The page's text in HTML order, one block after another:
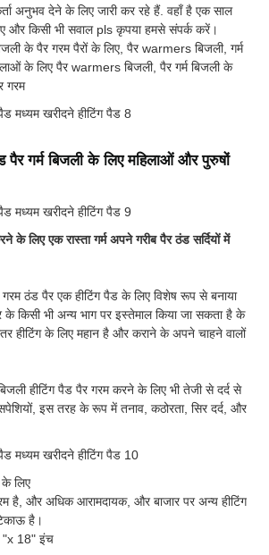
अनुभव देने के लिए जारी कर रहे हैं. वहाँ है एक साल
और किसी भी सवाल pls कृपया हमसे संपर्क करें।
के पैर गरम पैरों के लिए, पैर warmers बिजली, गर्म
के लिए पैर warmers बिजली, पैर गर्म बिजली के
गरम
पैर गर्म बिजली के लिए महिलाओं और पुरुषों
लिए एक रास्ता गर्म अपने गरीब पैर ठंड सर्दियों में
ठंड पैर एक हीटिंग पैड के लिए विशेष रूप से बनाया
किसी भी अन्य भाग पर इस्तेमाल किया जा सकता है के
हीटिंग के लिए महान है और कराने के अपने चाहने वालों
बिजली हीटिंग पैड पैर गरम करने के लिए भी तेजी से दर्द से
इस तरह के रूप में तनाव, कठोरता, सिर दर्द, और
के लिए
है, और अधिक आरामदायक, और बाजार पर अन्य हीटिंग
है।
"x 18" इंच